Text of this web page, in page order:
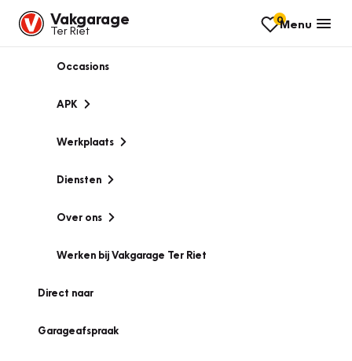
Vakgarage
Ter Riet
0Menu
Occasions
APK
Werkplaats
Diensten
Over ons
Werken bij Vakgarage Ter Riet
Direct naar
Garageafspraak